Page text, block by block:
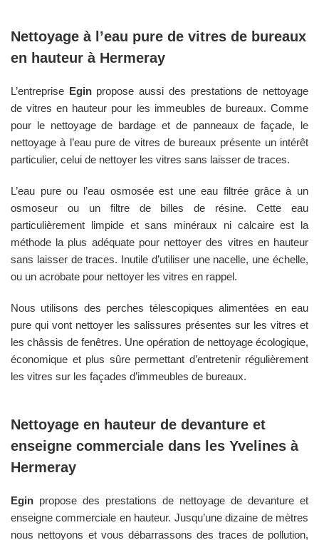
Nettoyage à l’eau pure de vitres de bureaux
en hauteur à Hermeray
L’entreprise Eginpropose aussi des prestations de nettoyage
de vitres en hauteur pour les immeubles de bureaux. Comme
pour le nettoyage de bardage et de panneaux de façade, le
nettoyage à l’eau pure de vitres de bureaux présente un intérêt
particulier, celui de nettoyer les vitres sans laisser de traces.
L’eau pure ou l’eau osmosée est une eau filtrée grâce à un
osmoseur ou un filtre de billes de résine. Cette eau
particulièrement limpide et sans minéraux ni calcaire est la
méthode la plus adéquate pour nettoyer des vitres en hauteur
sans laisser de traces. Inutile d’utiliser une nacelle, une échelle,
ou un acrobate pour nettoyer les vitres en rappel.
Nous utilisons des perches télescopiques alimentées en eau
pure qui vont nettoyer les salissures présentes sur les vitres et
les châssis de fenêtres. Une opération de nettoyage écologique,
économique et plus sûre permettant d’entretenir régulièrement
les vitres sur les façades d’immeubles de bureaux.
Nettoyage en hauteur de devanture et
enseigne commerciale dans les Yvelines à
Hermeray
Egin propose des prestations de nettoyage de devanture et
enseigne commerciale en hauteur. Jusqu’une dizaine de mètres
nous nettoyons et vous débarrassons des traces de pollution,